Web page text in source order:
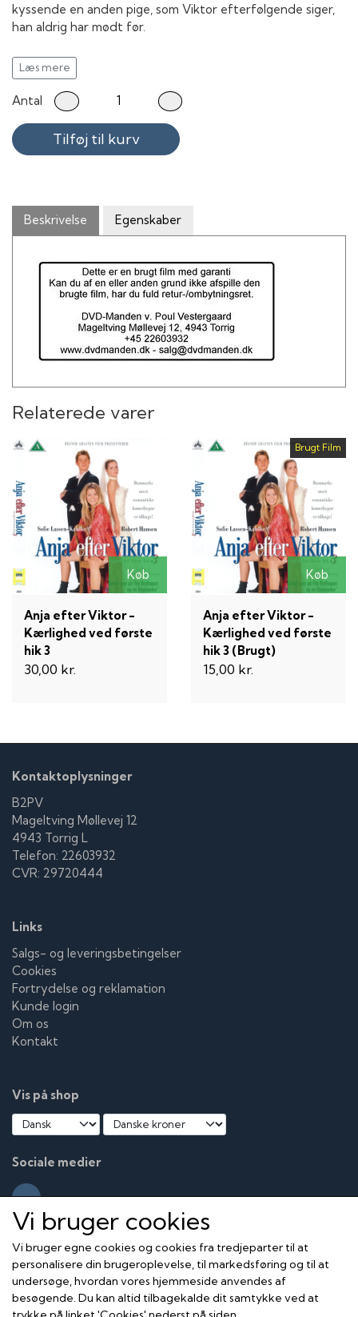
kyssende en anden pige, som Viktor efterfølgende siger,
han aldrig har mødt før.
Medvirkende:
Sofie Lassen-Kahlke som Anja
Sebastian Jessen som Brian
Rasmus Albeck som Esben
Jonas Gülstorff som Nikolaj
Mira Wanting som Gitte
Karen-Lise Mynster som Bente, Viktors mor
Inge Sofie Skovbo som Jette, Anjas mor
Kristian Halken som Willy, Anjas far
Helle Fagralid som Lotte
Thomas Bo Larsen som Historielærer
Preben Harris som Købmand
Anne-Grethe Bjarup Riis som Ekspedient i
Lasse Lunderskov som Onkel Finn
Sonja Oppenhagen som Tante Elisabeth
Aksel Rasmussen som Anjas morfar
Gerda Gilboe som Dame i købmandsforretning
Maj Lervad Grasten som Pige 1, festen
Emily Yatman som Pige 2, festen
Lasse Baunkilde som Dreng 1
Per Damgaard Hansen som Dreng 2
Læs mere
Antal
Tilføj til kurv
Beskrivelse Egenskaber
Relaterede varer
Køb
Anja efter Viktor -
Kærlighed ved første
hik 3
30,00 kr.
Brugt Film
Køb
Anja efter Viktor -
Kærlighed ved første
hik 3 (Brugt)
15,00 kr.
Kontaktoplysninger
B2PV
Mageltving Møllevej 12
4943 Torrig L
Telefon: 22603932
CVR: 29720444
Links
Salgs- og leveringsbetingelser
Cookies
Fortrydelse og reklamation
Kunde login
Om os
Kontakt
Vis på shop
Sociale medier
Vi bruger cookies
Vi bruger egne cookies og cookies fra tredjeparter til at
personalisere din brugeroplevelse, til markedsføring og til at
undersøge, hvordan vores hjemmeside anvendes af
besøgende. Du kan altid tilbagekalde dit samtykke ved at